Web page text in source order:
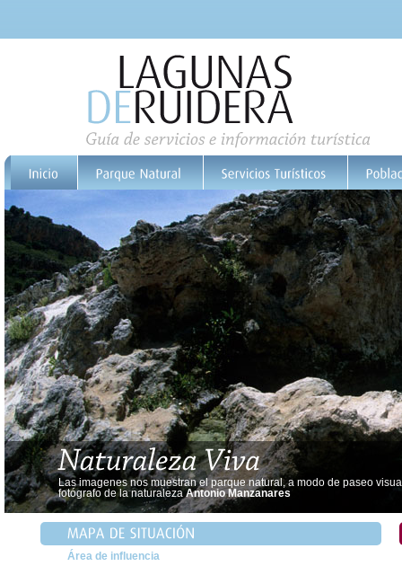
Las imagenes nos muestran el parque natural, a modo de paseo
fotógrafo de la naturalezaAntonio Manzanares
Área de influencia